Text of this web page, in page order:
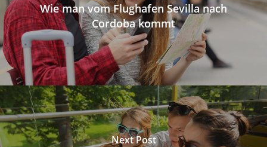
Wie man vom Flughafen Sevilla nach
Cordoba kommt
Next Post